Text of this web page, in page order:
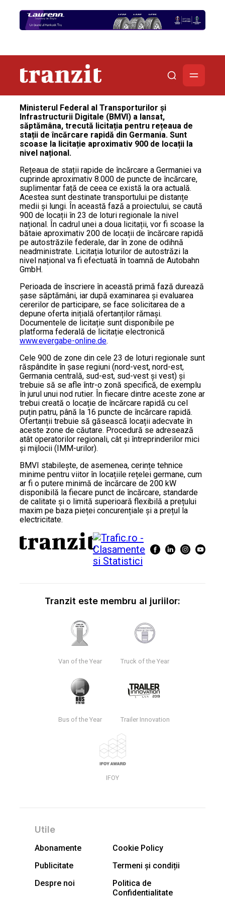
Ministerul Federal al Transporturilor și
Infrastructurii Digitale (BMVI) a lansat,
săptămâna, trecută licitația pentru rețeaua de
stații de încărcare rapidă din Germania. Sunt
scoase la licitație aproximativ 900 de locații la
nivel național.
Rețeaua de stații rapide de încărcare a Germaniei va
cuprinde aproximativ 8.000 de puncte de încărcare,
suplimentar față de ceea ce există la ora actuală.
Acestea sunt destinate transportului pe distanțe
medii și lungi. În această fază a proiectului, se caută
900 de locații în 23 de loturi regionale la nivel
național. În cadrul unei a doua licitații, vor fi scoase la
bătaie aproximativ 200 de locații de încărcare rapidă
pe autostrăzile federale, dar în zone de odihnă
neadministrate. Licitația loturilor de autostrăzi la
nivel național va fi efectuată în toamnă de Autobahn
GmbH.
Perioada de înscriere în această primă fază durează
șase săptămâni, iar după examinarea și evaluarea
cererilor de participare, se face solicitarea de a
depune oferta inițială ofertanților rămași.
Documentele de licitație sunt disponibile pe
platforma federală de licitație electronică
www.evergabe-online.de.
Cele 900 de zone din cele 23 de loturi regionale sunt
răspândite în șase regiuni (nord-vest, nord-est,
Germania centrală, sud-est, sud-vest și vest) și
trebuie să se afle într-o zonă specifică, de exemplu
în jurul unui nod rutier. În fiecare dintre aceste zone ar
trebui creată o locație de încărcare rapidă cu cel
puțin patru, până la 16 puncte de încărcare rapidă.
Ofertanții trebuie să găsească locații adecvate în
aceste zone de căutare. Procedură se adresează
atât operatorilor regionali, cât și întreprinderilor mici
și mijlocii (IMM-urilor).
BMVI stabilește, de asemenea, cerințe tehnice
minime pentru viitor în locațiile rețelei germane, cum
ar fi o putere minimă de încărcare de 200 kW
disponibilă la fiecare punct de încărcare, standarde
de calitate și o limită superioară flexibilă a prețului
maxim pe baza pieței concurențiale și a prețul la
electricitate.
Tranzit este membru al juriilor:
Van of the Year Truck of the Year
Bus of the Year Trailer Innovation
IFOY
Utile
Abonamente
Cookie Policy
Publicitate
Termeni și condiții
Despre noi
Politica de
Confidentialitate